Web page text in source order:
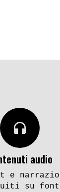
headphones
audio
e
su